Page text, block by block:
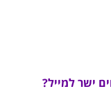
ישר למייל?